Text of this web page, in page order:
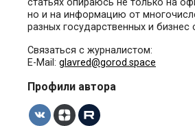
статьях опираюсь не только на
но и на информацию от
разных государственных и бизнес
Связаться с журналистом:
E-Mail: glavred@gorod.space
Профили автора